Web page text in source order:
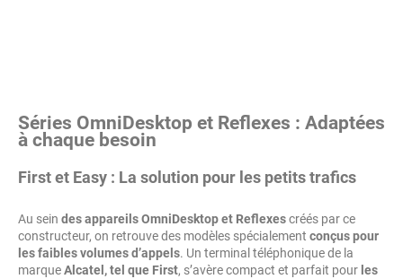
Séries OmniDesktop et Reflexes : Adaptées
à chaque besoin
First et Easy : La solution pour les petits trafics
Au sein des appareils OmniDesktop et Reflexescréés par ce
constructeur, on retrouve des modèles spécialement conçus pour
les faibles volumes d’appels. Un terminal téléphonique de la
marqueAlcatel, tel que First, s’avère compact et parfait pour les